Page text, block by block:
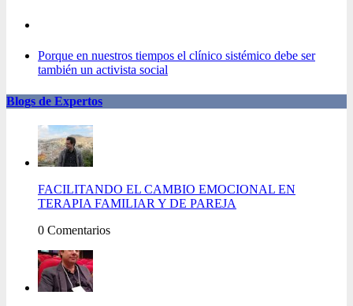
Porque en nuestros tiempos el clínico sistémico debe ser
también un activista social
Blogs de Expertos
FACILITANDO EL CAMBIO EMOCIONAL EN
TERAPIA FAMILIAR Y DE PAREJA
0 Comentarios